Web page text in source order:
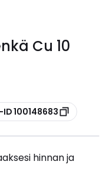
Cu 10
100148683
hinnan ja